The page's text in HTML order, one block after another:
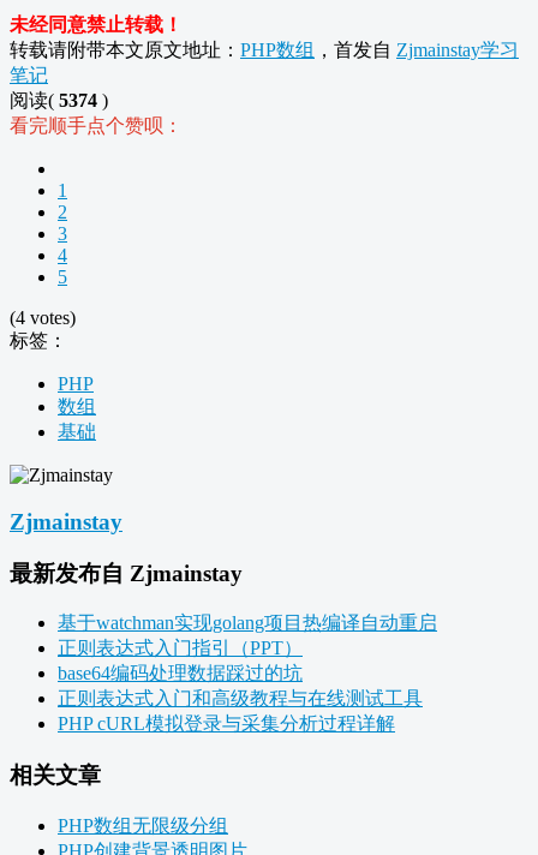
未经同意禁止转载！
转载请附带本文原文地址： PHP数组 ，首发自 Zjmainstay学习
笔记
阅读( 5374 )
看完顺手点个赞呗：
1
2
3
4
5
(4 votes)
标签：
PHP
数组
基础
Zjmainstay
最新发布自 Zjmainstay
基于watchman实现golang项目热编译自动重启
正则表达式入门指引（PPT）
base64编码处理数据踩过的坑
正则表达式入门和高级教程与在线测试工具
PHP cURL模拟登录与采集分析过程详解
相关文章
PHP数组无限级分组
PHP创建背景透明图片